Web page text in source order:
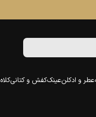
عطر و ادکلنعینککفش و کتانیکلاه